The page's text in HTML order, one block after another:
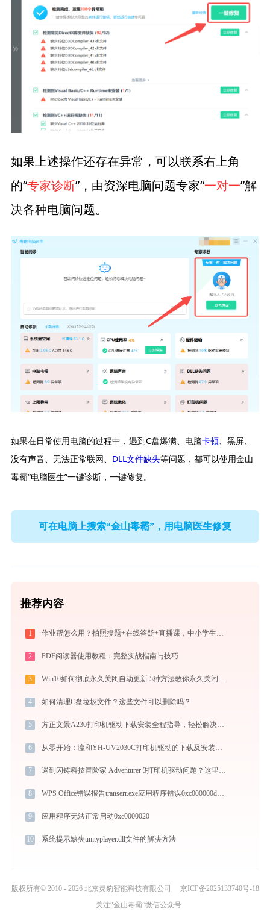
如果上述操作还存在异常，可以联系右上角
的“专家诊断”，由资深电脑问题专家“一对一”解
决各种电脑问题。
如果在日常使用电脑的过程中，遇到C盘爆满、电脑卡顿、黑屏、
没有声音、无法正常联网、 DLL文件缺失等问题，都可以使用金山
毒霸“电脑医生”一键诊断，一键修复。
可在电脑上搜索“金山毒霸”，用电脑医生修复
推荐内容
1 作业帮怎么用？拍照搜题+在线答疑+直播课，中小学生辅导全攻略
2 PDF阅读器使用教程：完整实战指南与技巧
3 Win10如何彻底永久关闭自动更新 5种方法教你永久关闭win10自动更新
4 如何清理C盘垃圾文件？这些文件可以删除吗？
5 方正文景A230打印机驱动下载安装全程指导，轻松解决打印问题
6 从零开始：瀛和YH-UV2030C打印机驱动的下载及安装流程
7 遇到闪铸科技冒险家 Adventurer 3打印机驱动问题？这里有最全的下载及安装指导
8 WPS Office错误报告transerr.exe应用程序错误0xc000000d解决方法
9 应用程序无法正常启动0xc0000020
10 系统提示缺失unityplayer.dll文件的解决方法
版权所有© 2010 - 2026 北京灵豹智能科技有限公司
京ICP备2025133740号-18
关注“金山毒霸”微信公众号